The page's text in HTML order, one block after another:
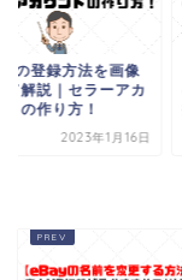
の登録方法を画像
て解説｜セラーアカ
トの作り方！
2023年1月16日